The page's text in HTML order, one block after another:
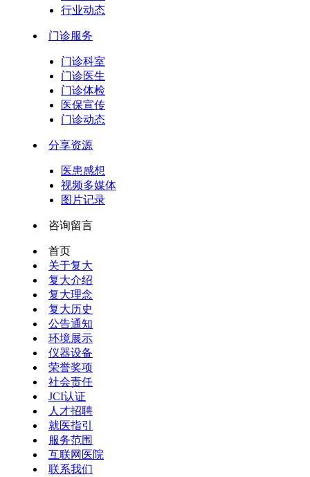
行业动态
门诊服务
门诊科室
门诊医生
门诊体检
医保宣传
门诊动态
分享资源
医患感想
视频多媒体
图片记录
咨询留言
首页
关于复大
复大介绍
复大理念
复大历史
公告通知
环境展示
仪器设备
荣誉奖项
社会责任
JCI认证
人才招聘
就医指引
服务范围
互联网医院
联系我们